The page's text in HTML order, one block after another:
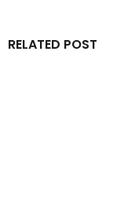
RELATED POST